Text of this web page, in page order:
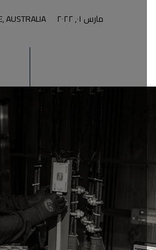
مارس ٠١, ٢٠٢٢ AUSTRALIA